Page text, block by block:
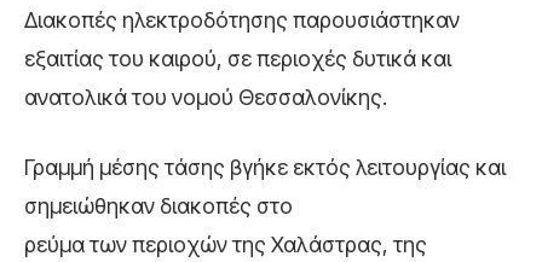
Διακοπές ηλεκτροδότησης παρουσιάστηκαν
εξαιτίας του καιρού, σε περιοχές δυτικά και
ανατολικά του νομού Θεσσαλονίκης.
Γραμμή μέσης τάσης βγήκε εκτός λειτουργίας και
σημειώθηκαν διακοπές στο
ρεύμα των περιοχών της Χαλάστρας, της